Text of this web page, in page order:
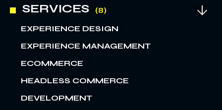
SERVICES
EXPERIENCE DESIGN
EXPERIENCE MANAGEMENT
ECOMMERCE
HEADLESS COMMERCE
DEVELOPMENT